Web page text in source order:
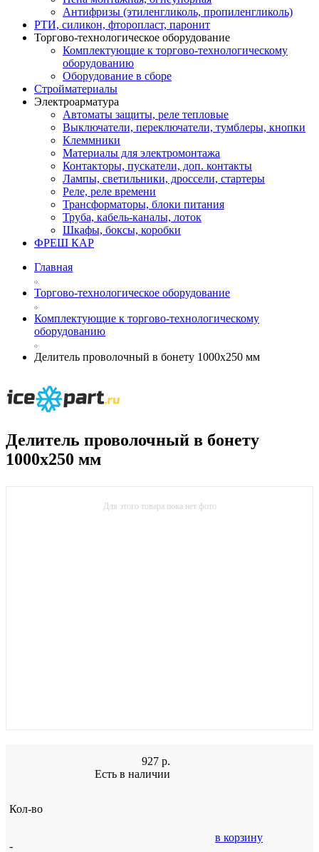
Антифризы (этиленгликоль, пропиленгликоль)
РТИ, силикон, фторопласт, паронит
Торгово-технологическое оборудование
Комплектующие к торгово-технологическому
оборудованию
Оборудование в сборе
Стройматериалы
Электроарматура
Автоматы защиты, реле тепловые
Выключатели, переключатели, тумблеры, кнопки
Клеммники
Материалы для электромонтажа
Контакторы, пускатели, доп. контакты
Лампы, светильники, дроссели, стартеры
Реле, реле времени
Трансформаторы, блоки питания
Труба, кабель-каналы, лоток
Шкафы, боксы, коробки
ФРЕШ КАР
Главная
Торгово-технологическое оборудование
Комплектующие к торгово-технологическому
оборудованию
Делитель проволочный в бонету 1000х250 мм
Делитель проволочный в бонету
1000х250 мм
Для этого товара пока нет фото
927 р.
Есть в наличии
Кол-во
-
в корзину